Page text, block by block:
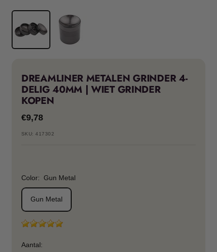
DREAMLINER METALEN GRINDER 4-
DELIG 40MM | WIET GRINDER
KOPEN
Kortingsprijs
€9,78
SKU:417302
Color: Gun Metal
Gun Metal
Aantal: